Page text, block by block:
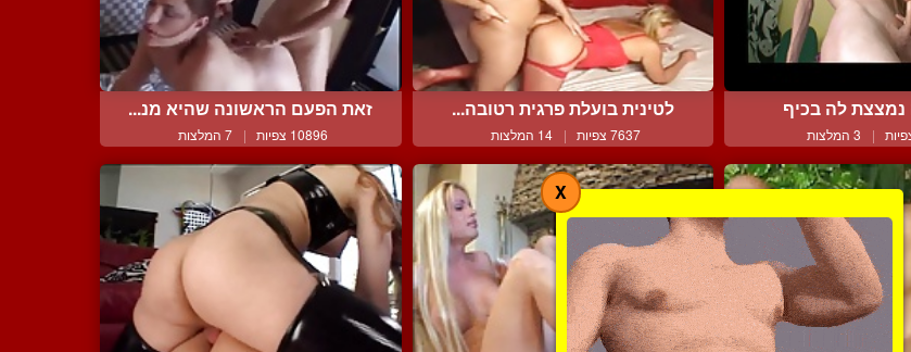
נמצצת לה בכיף
| 3 המלצות
לטינית בועלת פרגית רטובה...
7637 צפיות | 14 המלצות
זאת הפעם הראשונה שהיא מנ...
10896 צפיות | 7 המלצות
X